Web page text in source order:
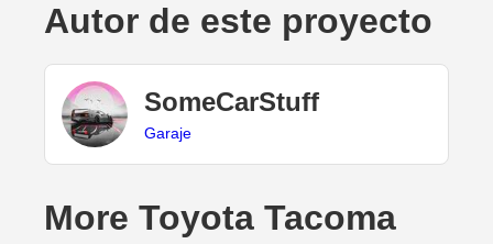
Autor de este proyecto
SomeCarStuff
Garaje
More Toyota Tacoma